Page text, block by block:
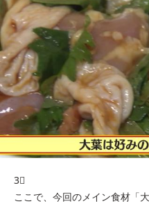
3⃣
ここで、今回のメイン食材「